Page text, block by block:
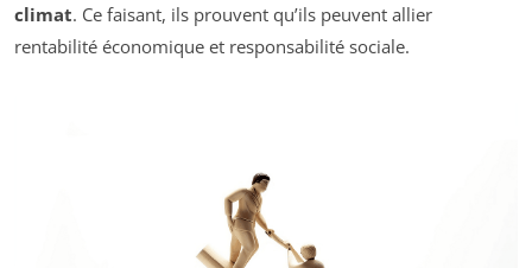
climat. Ce faisant, ils prouvent qu’ils peuvent allier
rentabilité économique et responsabilité sociale.